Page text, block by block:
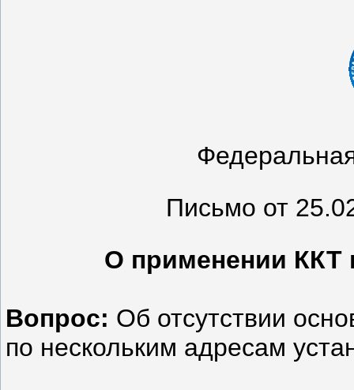
Письмо от
О применении ККТ
Вопрос: Об отсутствии
по нескольким адресам